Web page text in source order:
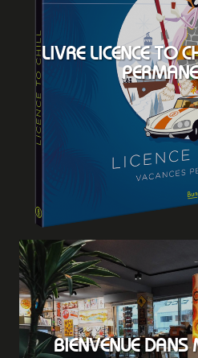
LIVRE LICENCE TO CHILL - VACANCES
BIENVENUE